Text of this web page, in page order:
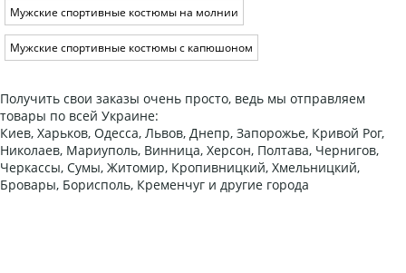
Мужские спортивные костюмы на молнии
Мужские спортивные костюмы с капюшоном
Получить свои заказы очень просто, ведь мы отправляем
товары по всей Украине:
Киев, Харьков, Одесса, Львов, Днепр, Запорожье, Кривой Рог,
Николаев, Мариуполь, Винница, Херсон, Полтава, Чернигов,
Черкассы, Сумы, Житомир, Кропивницкий, Хмельницкий,
Бровары, Борисполь, Кременчуг и другие города